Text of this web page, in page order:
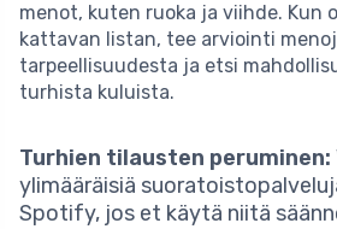
menot, kuten ruoka ja viihde. Kun
kattavan listan, tee arviointi
tarpeellisuudesta ja etsi
turhista kuluista.
Turhien tilausten peruminen:
ylimääräisiä
Spotify, jos et käytä niitä